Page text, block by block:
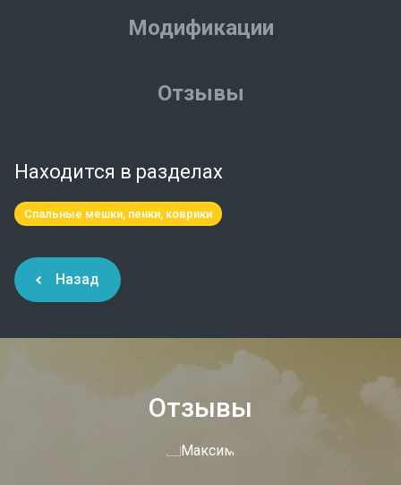
Модификации
Отзывы
Находится в разделах
Спальные мешки, пенки, коврики
Назад
Отзывы